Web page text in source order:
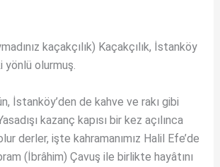
kaçakçılık) Kaçakçılık, İstanköy
yönlü olurmuş.
İstanköy’den de kahve ve rakı gibi
kazanç kapısı bir kez açılınca
derler, işte kahramanımız Halil Efe’de
(İbrâhim) Çavuş ile birlikte hayâtını